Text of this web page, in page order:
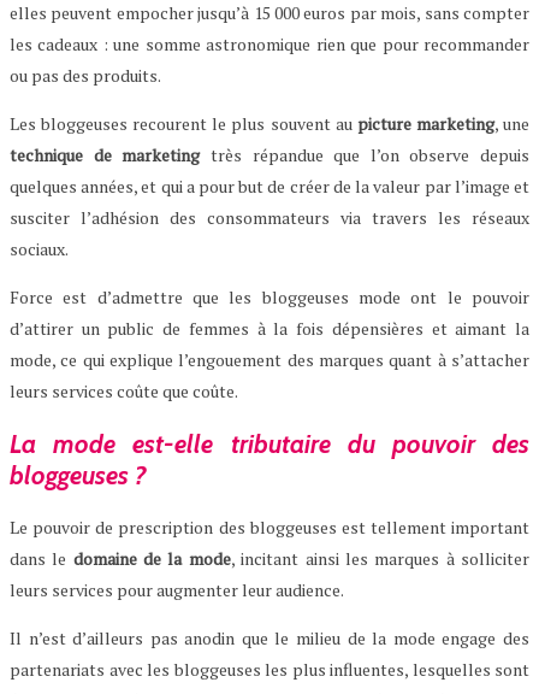
elles peuvent empocher jusqu’à 15 000 euros par mois, sans compter
les cadeaux : une somme astronomique rien que pour recommander
ou pas des produits.
Les bloggeuses recourent le plus souvent au picture marketing, une
technique de marketingtrès répandue que l’on observe depuis
quelques années, et qui a pour but de créer de la valeur par l’image et
susciter l’adhésion des consommateurs via travers les réseaux
sociaux.
Force est d’admettre que les bloggeuses mode ont le pouvoir
d’attirer un public de femmes à la fois dépensières et aimant la
mode, ce qui explique l’engouement des marques quant à s’attacher
leurs services coûte que coûte.
La mode est-elle tributaire du pouvoir des
bloggeuses ?
Le pouvoir de prescription des bloggeuses est tellement important
dans le domaine de la mode, incitant ainsi les marques à solliciter
leurs services pour augmenter leur audience.
Il n’est d’ailleurs pas anodin que le milieu de la mode engage des
partenariats avec les bloggeuses les plus influentes, lesquelles sont